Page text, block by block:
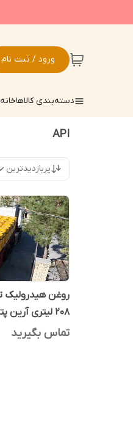
ورود / ثبت نام
دسته‌بندی کالاهاخانه
API
پربازدیدترین
208 لیتری آرین پترو ایده
تماس بگیرید